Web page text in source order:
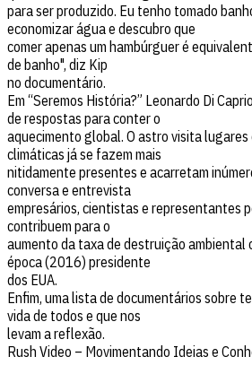
para ser produzido. Eu tenho tomado
economizar água e descubro que
comer apenas um hambúrguer é
de banho", diz Kip
no documentário.
Em “Seremos História?” Leonardo Di
de respostas para conter o
aquecimento global. O astro visita lugares
climáticas já se fazem mais
nitidamente presentes e acarretam
conversa e entrevista
empresários, cientistas e representantes
contribuem para o
aumento da taxa de destruição ambiental
época (2016) presidente
dos EUA.
Enfim, uma lista de documentários sobre
vida de todos e que nos
levam a reflexão.
Rush Video – Movimentando Ideias e